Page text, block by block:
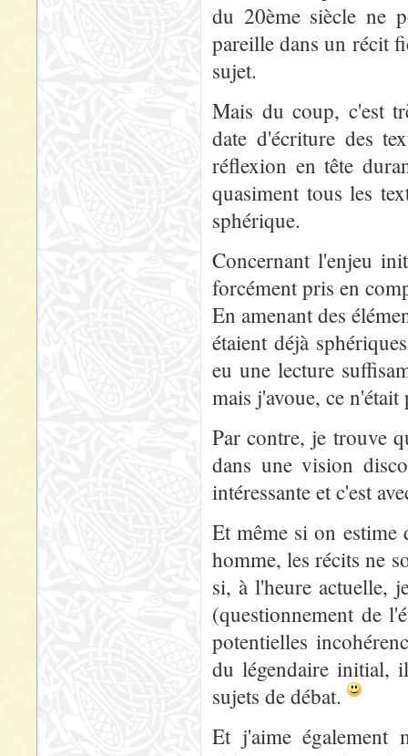
du 20ème siècle ne
pareille dans un récit
sujet.
Mais du coup, c'est
date d'écriture des
réflexion en tête
quasiment tous les
sphérique.
Concernant l'enjeu
forcément pris en
En amenant des
étaient déjà
eu une lecture
mais j'avoue, ce
Par contre, je trouve
dans une vision
intéressante et c'est
Et même si on
homme, les récits ne
si, à l'heure actuelle,
(questionnement de
potentielles
du légendaire initial,
sujets de débat.
Et j'aime également